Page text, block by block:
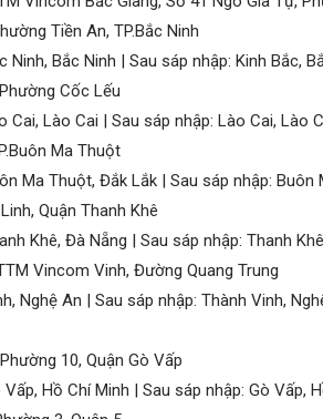
Tiền An, TP.Bắc Ninh
Ninh, Bắc Ninh | Sau sáp nhập: Kinh Bắc,
Cốc Lếu
Cai, Lào Cai | Sau sáp nhập: Lào Cai, Lào
Ma Thuột
Ma Thuột, Đắk Lắk | Sau sáp nhập: Buôn
Quận Thanh Khê
Khê, Đà Nẵng | Sau sáp nhập: Thanh
Vincom Vinh, Đường Quang Trung
Nghệ An | Sau sáp nhập: Thành Vinh,
10, Quận Gò Vấp
Hồ Chí Minh | Sau sáp nhập: Gò Vấp,